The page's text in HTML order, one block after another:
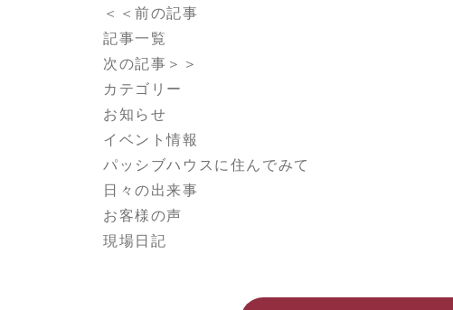
＜＜前の記事
記事一覧
次の記事＞＞
カテゴリー
お知らせ
イベント情報
パッシブハウスに住んでみて
日々の出来事
お客様の声
現場日記